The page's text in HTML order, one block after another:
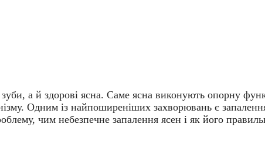
а й здорові ясна. Саме ясна виконують опорну
Одним із найпоширеніших захворювань є
чим небезпечне запалення ясен і як його